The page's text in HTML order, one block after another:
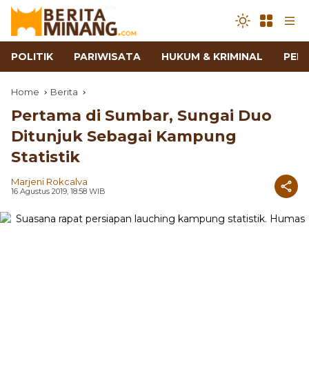
POLITIK PARIWISATA HUKUM & KRIMINAL
Home Berita
Pertama di Sumbar, Sungai Duo
Ditunjuk Sebagai Kampung
Statistik
Marjeni Rokcalva
16 Agustus 2019, 18:58 WIB